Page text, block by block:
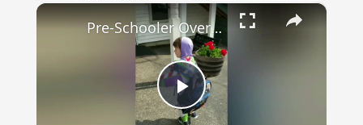
Fullscreen ×
Play
Pre-Schooler Overcomes Back To School Nerves With Superhero Costumes | Happily TV